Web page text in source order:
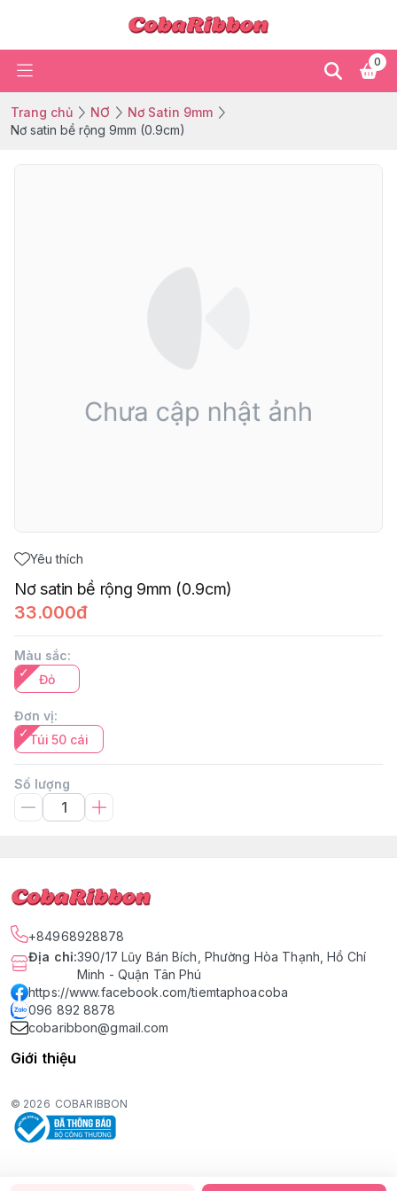
0
Trang chủ NƠ
Nơ Satin 9mm
Nơ satin bề rộng 9mm (0.9cm)
Yêu thích
Nơ satin bề rộng 9mm (0.9cm)
33.000đ
Màu sắc:
Đỏ
Đơn vị:
Túi 50 cái
Số lượng
+84968928878
Địa chỉ:390/17 Lũy Bán Bích, Phường Hòa Thạnh, Hồ Chí
Minh - Quận Tân Phú
https://www.facebook.com/tiemtaphoacoba
096 892 8878
cobaribbon@gmail.com
Giới thiệu
© 2026 COBARIBBON